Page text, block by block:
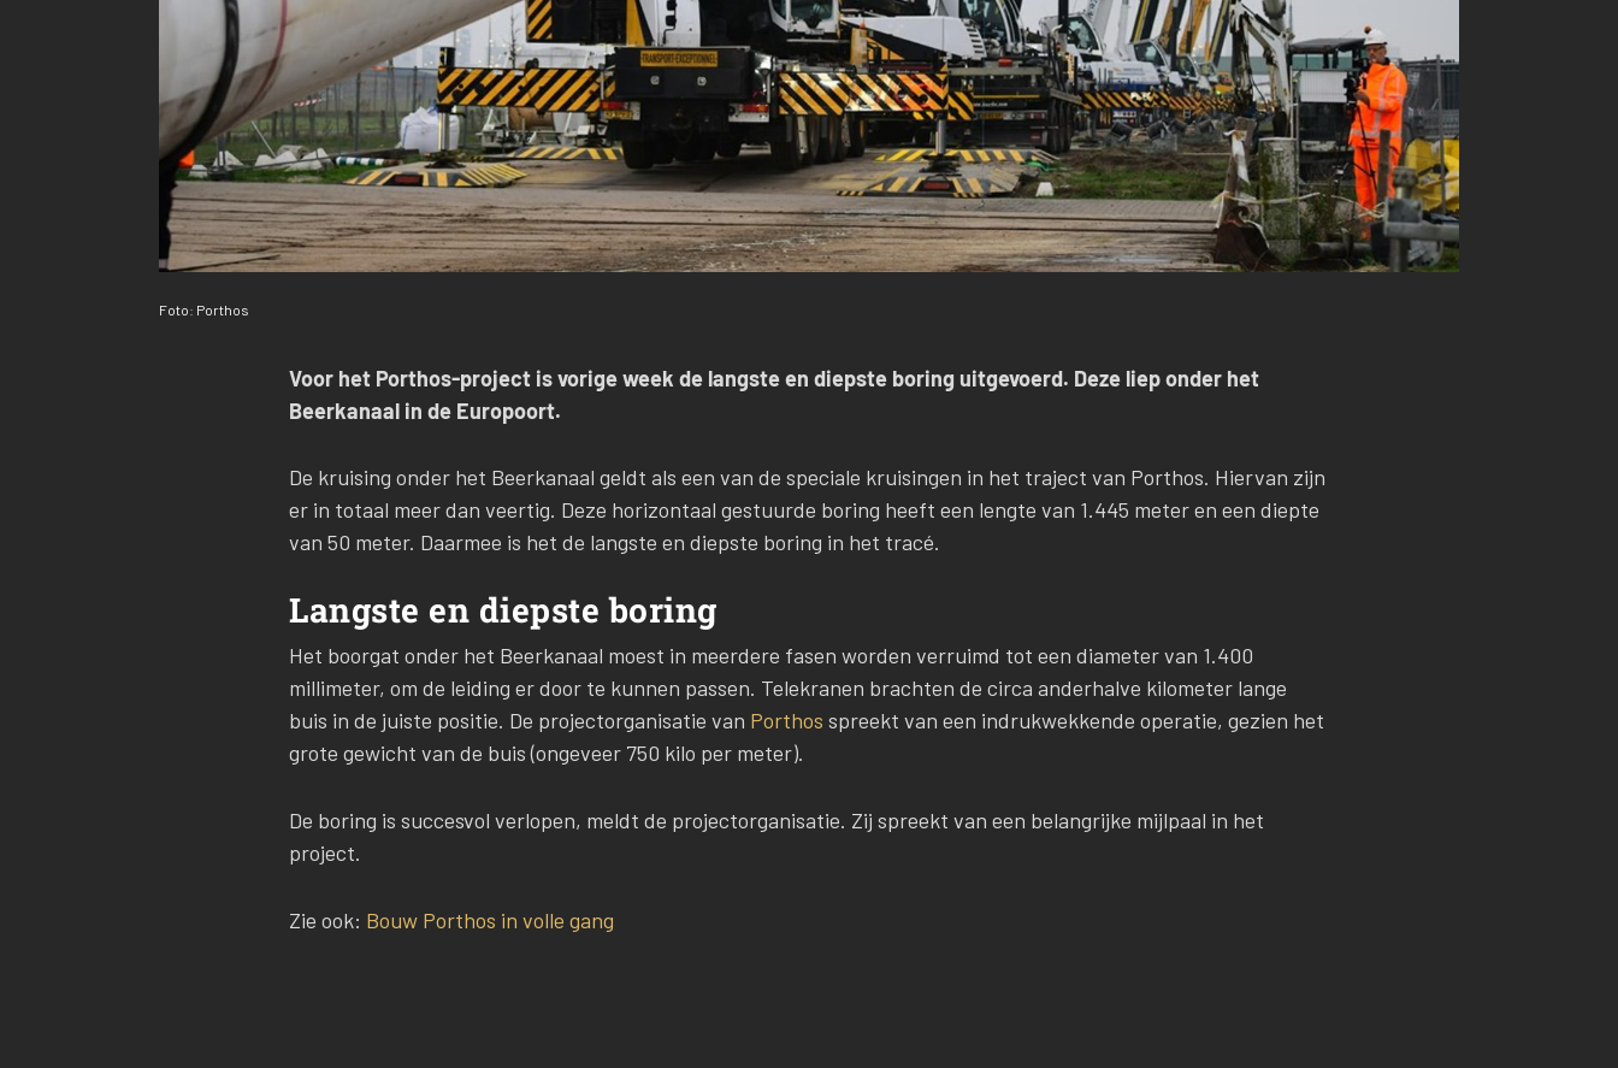
Foto: Porthos
Voor het Porthos-project is vorige week de langste en diepste boring uitgevoerd. Deze liep onder het
Beerkanaal in de Europoort.
De kruising onder het Beerkanaal geldt als een van de speciale kruisingen in het traject van Porthos. Hiervan zijn
er in totaal meer dan veertig. Deze horizontaal gestuurde boring heeft een lengte van 1.445 meter en een diepte
van 50 meter. Daarmee is het de langste en diepste boring in het tracé.
Langste en diepste boring
Het boorgat onder het Beerkanaal moest in meerdere fasen worden verruimd tot een diameter van 1.400
millimeter, om de leiding er door te kunnen passen. Telekranen brachten de circa anderhalve kilometer lange
buis in de juiste positie. De projectorganisatie van Porthos spreekt van een indrukwekkende operatie, gezien het
grote gewicht van de buis (ongeveer 750 kilo per meter).
De boring is succesvol verlopen, meldt de projectorganisatie. Zij spreekt van een belangrijke mijlpaal in het
project.
Zie ook: Bouw Porthos in volle gang